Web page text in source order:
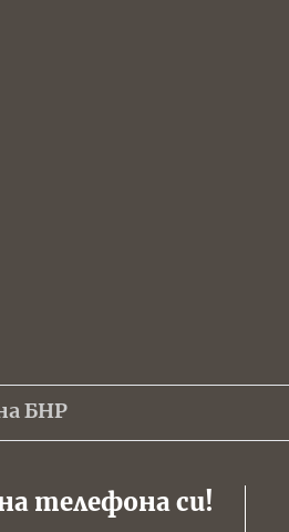
БНР
телефона си!